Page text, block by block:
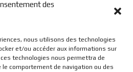
des
nous utilisons des technologies
et/ou accéder aux informations sur
technologies nous permettra de
comportement de navigation ou des
la Cueille - 39170 Lavans Les St